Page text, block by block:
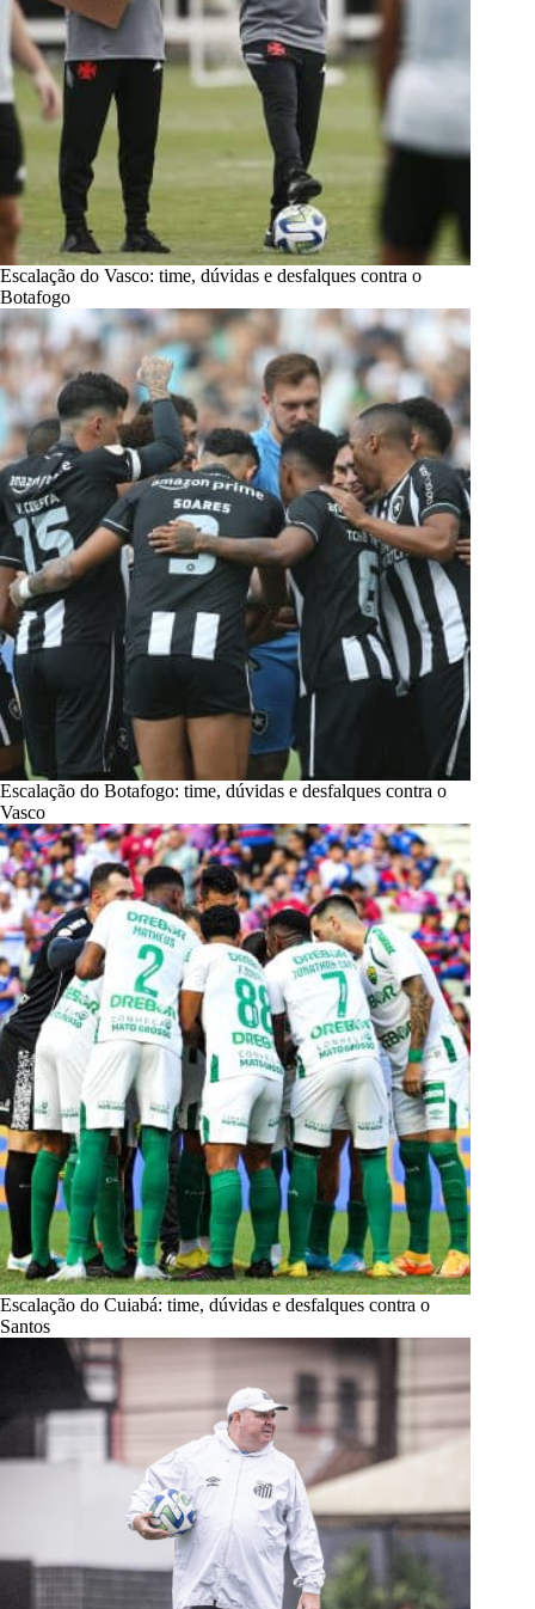
Escalação do Vasco: time, dúvidas e desfalques contra o
Botafogo
Escalação do Botafogo: time, dúvidas e desfalques contra o
Vasco
Escalação do Cuiabá: time, dúvidas e desfalques contra o
Santos